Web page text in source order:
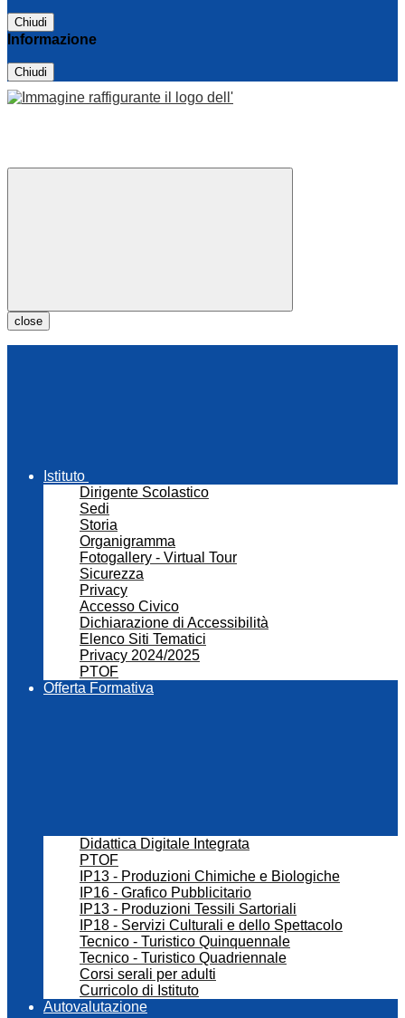
Chiudi
Informazione
Chiudi
close
Istituto
Dirigente Scolastico
Sedi
Storia
Organigramma
Fotogallery - Virtual Tour
Sicurezza
Privacy
Accesso Civico
Dichiarazione di Accessibilità
Elenco Siti Tematici
Privacy 2024/2025
PTOF
Offerta Formativa
Didattica Digitale Integrata
PTOF
IP13 - Produzioni Chimiche e Biologiche
IP16 - Grafico Pubblicitario
IP13 - Produzioni Tessili Sartoriali
IP18 - Servizi Culturali e dello Spettacolo
Tecnico - Turistico Quinquennale
Tecnico - Turistico Quadriennale
Corsi serali per adulti
Curricolo di Istituto
Autovalutazione